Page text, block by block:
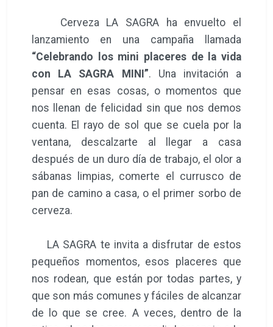
Cerveza LA SAGRA ha envuelto el
lanzamiento en una campaña llamada
“Celebrando los mini placeres de la vida
con LA SAGRA MINI”. Una invitación a
pensar en esas cosas, o momentos que
nos llenan de felicidad sin que nos demos
cuenta. El rayo de sol que se cuela por la
ventana, descalzarte al llegar a casa
después de un duro día de trabajo, el olor a
sábanas limpias, comerte el currusco de
pan de camino a casa, o el primer sorbo de
cerveza.
LA SAGRA te invita a disfrutar de estos
pequeños momentos, esos placeres que
nos rodean, que están por todas partes, y
que son más comunes y fáciles de alcanzar
de lo que se cree. A veces, dentro de la